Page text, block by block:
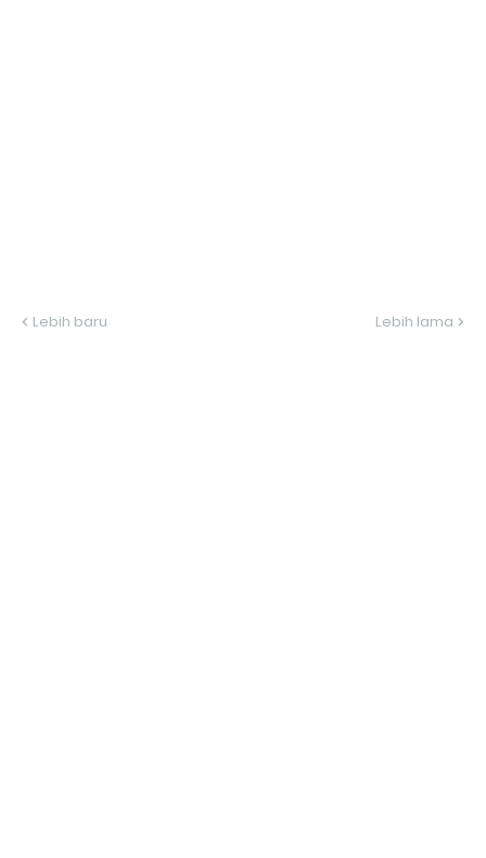
Lebih baru Lebih lama